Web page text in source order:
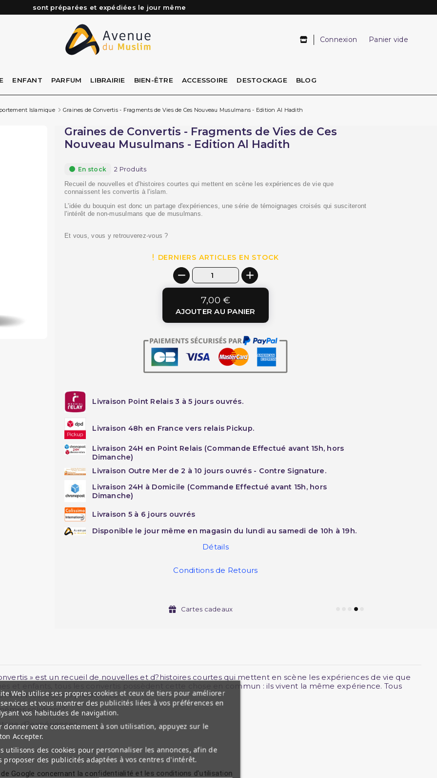
Besoin d'aide ? Retrouvez notre FAQ
Les Commandes passées avant 15h (lun au Vend)
Connexion Panier vide
ENFANT PARFUM LIBRAIRIE BIEN-ÊTRE ACCESSOIRE DESTOCKAGE BLOG
Islamique Graines de Convertis - Fragments de Vies de Ces Nouveau Musulmans - Edition Al Hadith
Graines de Convertis - Fragments de Vies de Ces
Nouveau Musulmans - Edition Al Hadith
En stock 2 Produits
Recueil de nouvelles et d'histoires courtes qui mettent en scène les expériences de vie que
connaissent les convertis à l'islam.
L'idée du bouquin est donc un partage d'expériences, une série de témoignages croisés qui susciteront
l'intérêt de non-musulmans que de musulmans.
Et vous, vous y retrouverez-vous ?
DERNIERS ARTICLES EN STOCK
7,00 €
AJOUTER AU PANIER
Livraison Point Relais 3 à 5 jours ouvrés.
Livraison 48h en France vers relais Pickup.
Livraison 24H en Point Relais (Commande Effectué avant 15h, hors
Dimanche)
Livraison Outre Mer de 2 à 10 jours ouvrés - Contre Signature.
Livraison 24H à Domicile (Commande Effectué avant 15h, hors
Dimanche)
Livraison 5 à 6 jours ouvrés
Disponible le jour même en magasin du lundi au samedi de 10h à 19h.
Détails
Conditions de Retours
Cartes cadeaux
» est un recueil de nouvelles et d?histoires courtes qui mettent en scène les expériences de vie que
et enfants, tous les convertis possèdent cette chose en commun : ils vivent la même expérience. Tous
les mêmes problèmes.
solutions?
d?expériences.
Web utilise ses propres cookies et ceux de tiers pour améliorer
et vous montrer des publicités liées à vos préférences en
vos habitudes de navigation.
donner votre consentement à son utilisation, appuyez sur le
Accepter.
utilisons des cookies pour personnaliser les annonces, afin de
proposer des publicités adaptées à vos centres d'intérêt.
Google concernant la confidentialité et les conditions d'utilisation